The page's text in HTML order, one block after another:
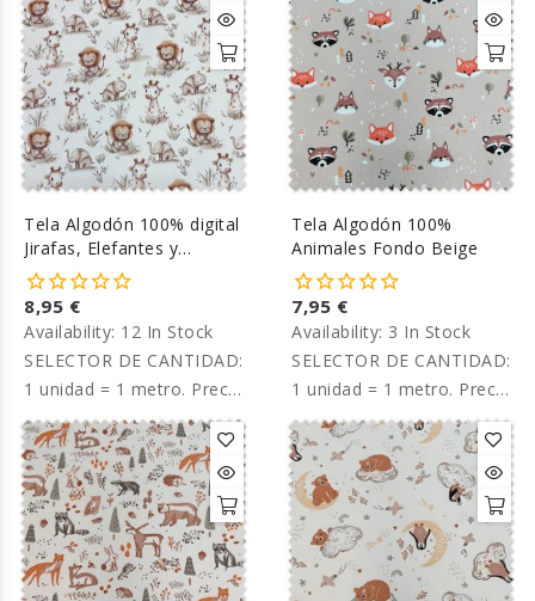
Tela Algodón 100% digital
Jirafas, Elefantes y
Leones Tierra
8,95 €
Availability: 12 In Stock
SELECTOR DE CANTIDAD:
1 unidad = 1 metro. Precio
por metro.
Tela Algodón 100%
Animales Fondo Beige
7,95 €
Availability: 3 In Stock
SELECTOR DE CANTIDAD:
1 unidad = 1 metro. Precio
por metro.